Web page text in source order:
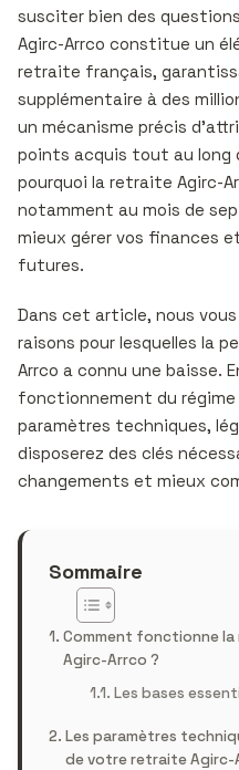
susciter bien des
Agirc-Arrco constitue un
retraite français,
supplémentaire à des
un mécanisme précis
points acquis tout au long
pourquoi la retraite Agirc-
notamment au mois de
mieux gérer vos finances
futures.
Dans cet article, nous
raisons pour lesquelles la
Arrco a connu une baisse.
fonctionnement du
paramètres techniques,
disposerez des clés
changements et mieux
Sommaire
Comment fonctionne
Agirc-Arrco ?
Les bases
Les paramètres
de votre retraite Agirc-